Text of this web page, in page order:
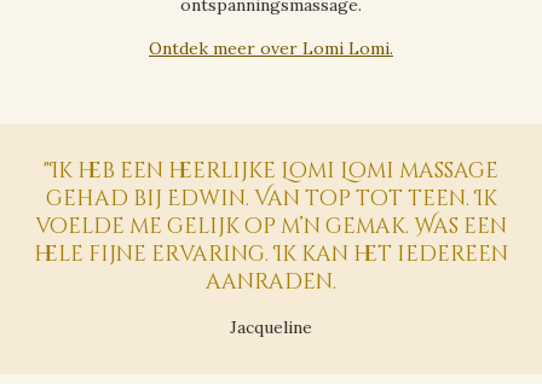
ontspanningsmassage.
Ontdek meer over Lomi Lomi.
"Ik heb een heerlijke Lomi Lomi massage
gehad bij Edwin. Van top tot teen. Ik
voelde me gelijk op m’n gemak. Was een
hele fijne ervaring. Ik kan het iedereen
aanraden.
Jacqueline